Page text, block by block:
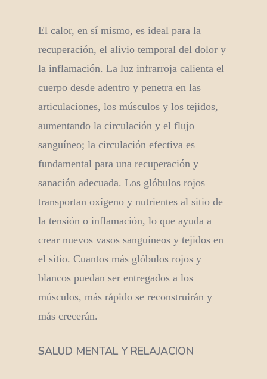
El calor, en sí mismo, es ideal para la
recuperación, el alivio temporal del dolor y
la inflamación. La luz infrarroja calienta el
cuerpo desde adentro y penetra en las
articulaciones, los músculos y los tejidos,
aumentando la circulación y el flujo
sanguíneo; la circulación efectiva es
fundamental para una recuperación y
sanación adecuada. Los glóbulos rojos
transportan oxígeno y nutrientes al sitio de
la tensión o inflamación, lo que ayuda a
crear nuevos vasos sanguíneos y tejidos en
el sitio. Cuantos más glóbulos rojos y
blancos puedan ser entregados a los
músculos, más rápido se reconstruirán y
más crecerán.
SALUD MENTAL Y RELAJACION